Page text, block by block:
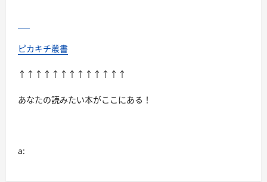
ピカキチ叢書
↑↑↑↑↑↑↑↑↑↑↑↑↑
あなたの読みたい本がここにある！
a: